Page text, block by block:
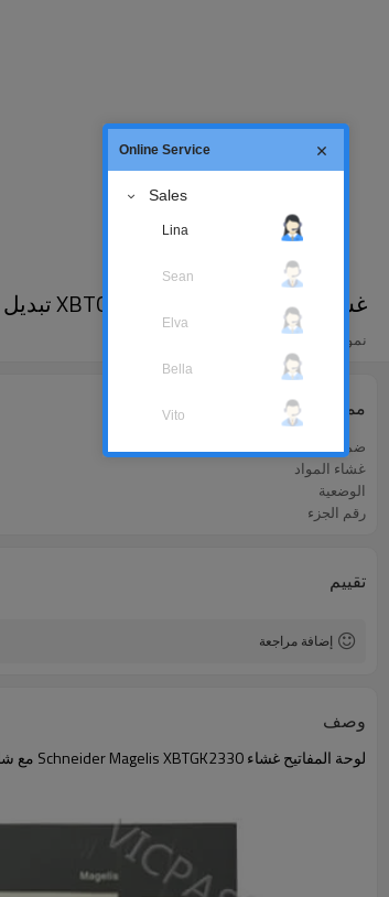
غشاء لوحة المفاتيح ل XBTGK2330 تبديل لوحة المفاتيح غشاء
نموذج
ممتلكات
ضمان
غشاء المواد
الوضعية
رقم الجزء
تقييم
إضافة مراجعة
وصف
لوحة المفاتيح غشاء Schneider Magelis XBTGK2330 مع شاشة لمس لاستبدالها
Online Service
Sales
Lina
Sean
Elva
Bella
Vito